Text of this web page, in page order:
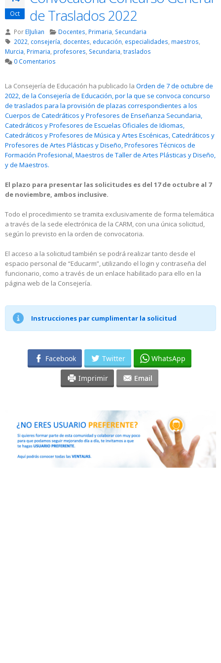
Oct
de Traslados 2022
Por ElJulian Docentes Primaria Secundaria
2022 consejería docentes educación especialidades maestros
Murcia, Primaria, profesores, Secundaria, traslados
0 Comentarios
La Consejería de Educación ha publicado la Orden de 7 de octubre de
2022, de la Consejería de Educación, por la que se convoca concurso
de traslados para la provisión de plazas correspondientes a los
Cuerpos de Catedráticos y Profesores de Enseñanza Secundaria,
Catedráticos y Profesores de Escuelas Oficiales de Idiomas,
Catedráticos y Profesores de Música y Artes Escénicas, Catedráticos y
Profesores de Artes Plásticas y Diseño, Profesores Técnicos de
Formación Profesional, Maestros de Taller de Artes Plásticas y Diseño,
y de Maestros.
El plazo para presentar las solicitudes es del 17 de octubre al 7
de noviembre, ambos inclusive.
Todo el procedimiento se tramita exclusivamente de forma telemática
a través de la sede electrónica de la CARM, con una única solicitud,
según lo previsto en la orden de convocatoria.
El acceso a la solicitud también se podrá realizar tanto desde el
espacio personal de “Educarm”, utilizando el login y contraseña del
funcionario, como a través de un enlace habilitado para ello en la
página web de la Consejería.
Instrucciones par cumplimentar la solicitud
Facebook Twitter WhatsApp
Imprimir Email